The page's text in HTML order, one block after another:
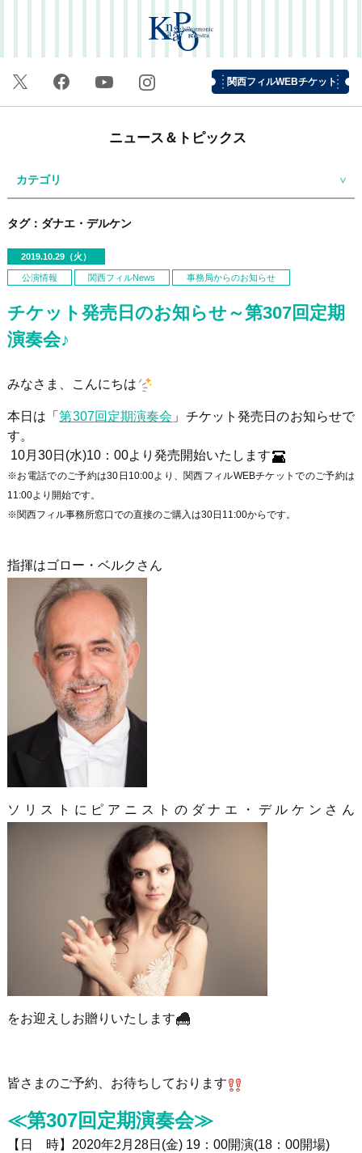
関西フィルWEBチケット
ニュース＆トピックス
カテゴリ
タグ：ダナエ・デルケン
2019.10.29（火）
公演情報 関西フィルNews 事務局からのお知らせ
チケット発売日のお知らせ～第307回定期
演奏会♪
みなさま、こんにちは
本日は「第307回定期演奏会 」チケット発売日のお知らせで
す。
10月30日 (水)10： 00より発売開始いたします
※お電話でのご予約は30日10:00より、関西フィルWEBチケットでのご予約は
11:00より開始です。
※関西フィル事務所窓口での直接のご購入は30日11:00からです。
指揮はゴロー・ベルクさん
ソリストにピアニストのダナエ・デルケンさん
をお迎えしお贈りいたします
皆さまのご予約、お待ちしております
≪第307回定期演奏会≫
【日 時】 2020年2月28日 (金) 19： 00開演(18： 00開場)